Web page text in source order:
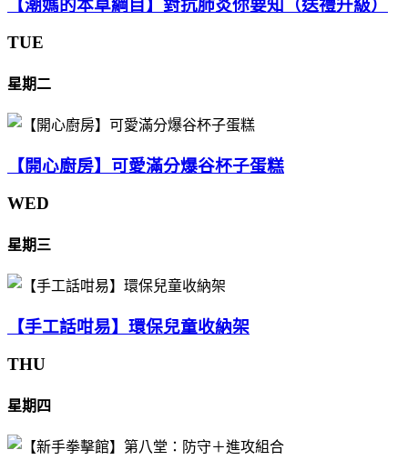
【潮媽的本草綱目】對抗肺炎你要知（送禮升級）
TUE
星期二
【開心廚房】可愛滿分爆谷杯子蛋糕
WED
星期三
【手工話咁易】環保兒童收納架
THU
星期四